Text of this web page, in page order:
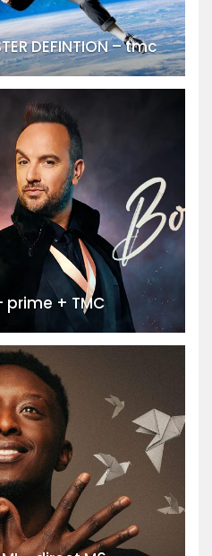
DEFINTION – tmc
prime + TMC